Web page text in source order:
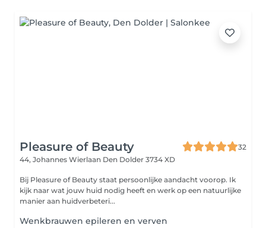
Pleasure of Beauty
32
44, Johannes Wierlaan Den Dolder 3734 XD
Bij Pleasure of Beauty staat persoonlijke aandacht voorop. Ik
kijk naar wat jouw huid nodig heeft en werk op een natuurlijke
manier aan huidverbeteri...
Wenkbrauwen epileren en verven